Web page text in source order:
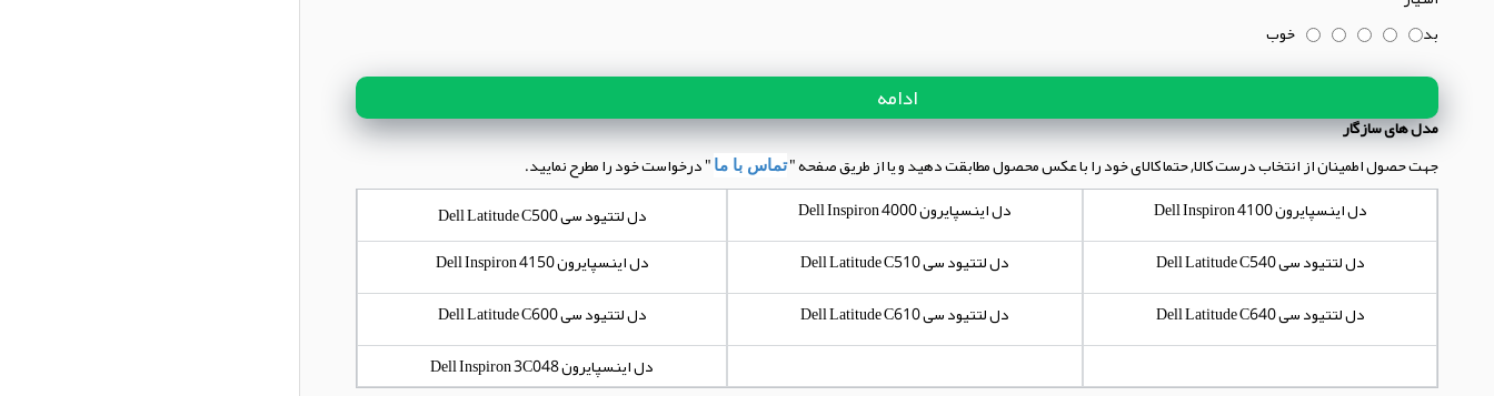
بد
خوب
ادامه
مدل های سازگار
جهت حصول اطمینان از انتخاب درست کالا, حتما کالای خود را با عکس محصول مطابقت دهید و یا از طریق صفحه "تماس با ما " درخواست خود را مطرح نمایید.
دل اینسپایرون Dell Inspiron 4100
دل اینسپایرون Dell Inspiron 4000
دل لتتیود سی Dell Latitude C500
دل لتتیود سی Dell Latitude C540
دل لتتیود سی Dell Latitude C510
دل اینسپایرون Dell Inspiron 4150
دل لتتیود سی Dell Latitude C640
دل لتتیود سی Dell Latitude C610
دل لتتیود سی Dell Latitude C600
دل اینسپایرون Dell Inspiron 3C048